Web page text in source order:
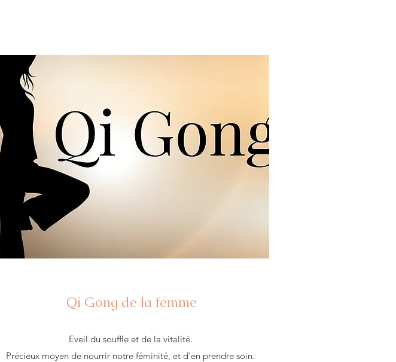
Qi Gong de la femme
Eveil du souffle et de la vitalité.
Précieux moyen de nourrir notre féminité, et d'en prendre soin.